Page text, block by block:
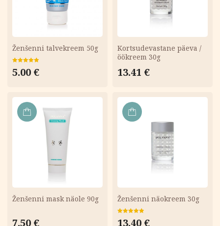
Ženšenni talvekreem 50g
5.00 / 5
5.00 €
Kortsudevastane päeva /
öökreem 30g
13.41 €
Ženšenni mask näole 90g
7.50 €
LISA
KORVI
Ženšenni näokreem 30g
5.00/ 5
13.40 €
LISA